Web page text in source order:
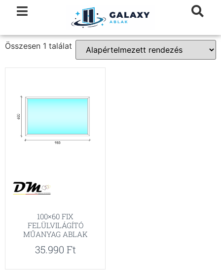
Összesen 1 találat
100×60 FIX
FELÜLVILÁGÍTÓ
MŰANYAG ABLAK
35.990 Ft